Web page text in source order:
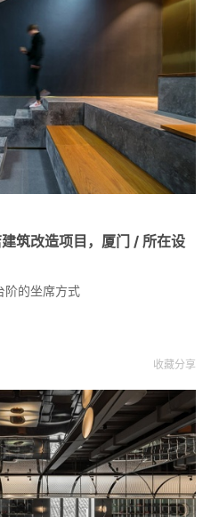
筑改造项目，厦门 / 所在设
阶的坐席方式
收藏分享